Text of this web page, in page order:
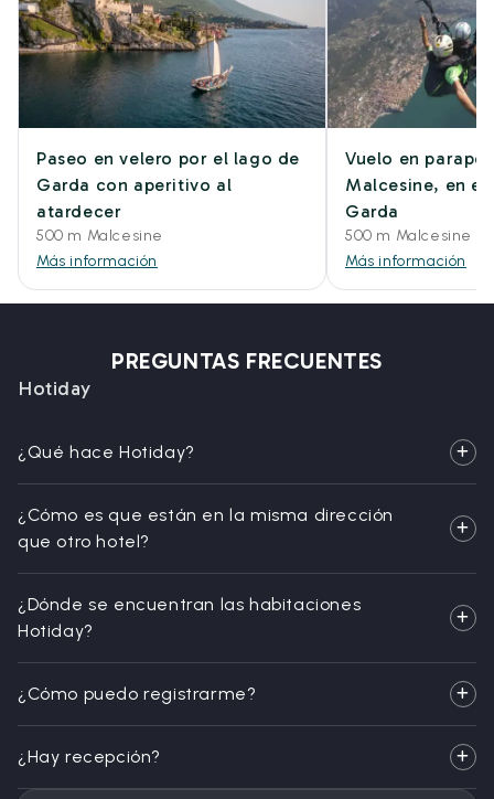
Paseo en velero por el lago de
Garda con aperitivo al
atardecer
500 m Malcesine
Más información
Vuelo en
Malcesine, en el
Garda
500 m Malcesine
Más información
PREGUNTAS FRECUENTES
Hotiday
¿Qué hace Hotiday?
¿Cómo es que están en la misma dirección
que otro hotel?
¿Dónde se encuentran las habitaciones
Hotiday?
¿Cómo puedo registrarme?
¿Hay recepción?